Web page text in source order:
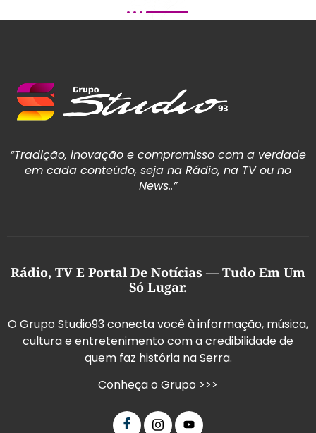
“Tradição, inovação e compromisso com a verdade
em cada conteúdo, seja na Rádio, na TV ou no
News..”
Rádio, TV E Portal De Notícias — Tudo Em Um
Só Lugar.
O Grupo Studio93 conecta você à informação, música,
cultura e entretenimento com a credibilidade de
quem faz história na Serra.
Conheça o Grupo >>>